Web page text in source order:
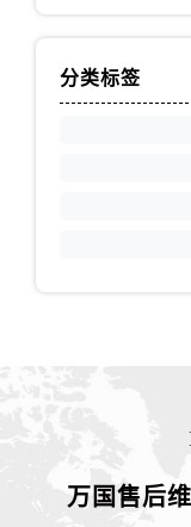
分类标签
万国售后